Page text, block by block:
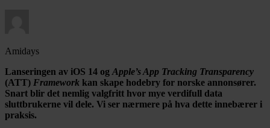
Amidays
Lanseringen av iOS 14 og Apple’s App Tracking Transparency
(ATT) Framework kan skape hodebry for norske annonsører.
Snart blir det nemlig valgfritt hvor mye verdifull data
sluttbrukerne vil dele. Vi ser nærmere på hva dette innebærer i
praksis.